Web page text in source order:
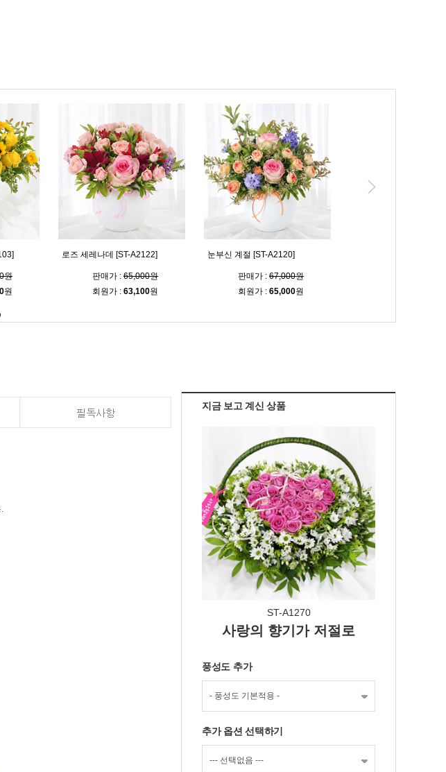
원
원
로즈 세레나데 [ST-A2122]
판매가 : 65,000원
회원가 : 63,100원
눈부신 계절 [ST-A2120]
판매가 : 67,000원
회원가 : 65,000원
지금 보고 계신 상품
ST-A1270
사랑의 향기가 저절로
풍성도 추가
추가 옵션 선택하기